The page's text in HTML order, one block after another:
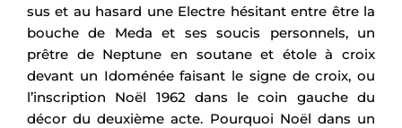
sus et au hasard une Electre hésitant entre être la
bouche de Meda et ses soucis personnels, un
prêtre de Neptune en soutane et étole à croix
devant un Idoménée faisant le signe de croix, ou
l’inscription Noël 1962 dans le coin gauche du
décor du deuxième acte. Pourquoi Noël dans un